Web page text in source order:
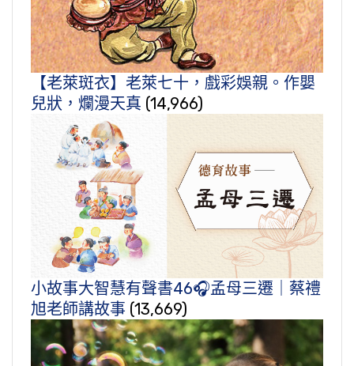
【老萊斑衣】老萊七十，戲彩娛親。作嬰
兒狀，爛漫天真 (14,966)
小故事大智慧有聲書46🎧孟母三遷｜蔡禮
旭老師講故事 (13,669)